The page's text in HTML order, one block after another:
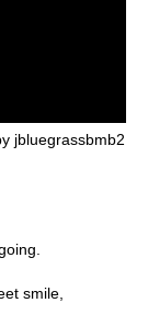
jbluegrassbmb2
smile,